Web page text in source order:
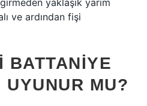
yaklaşık yarım
ve ardından fişi
BATTANIYE
MU?